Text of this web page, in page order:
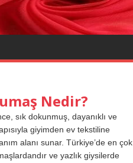
Nedir?
sık dokunmuş, dayanıklı ve
giyimden ev tekstiline
alanı sunar. Türkiye’de en çok
ve yazlık giysilerde